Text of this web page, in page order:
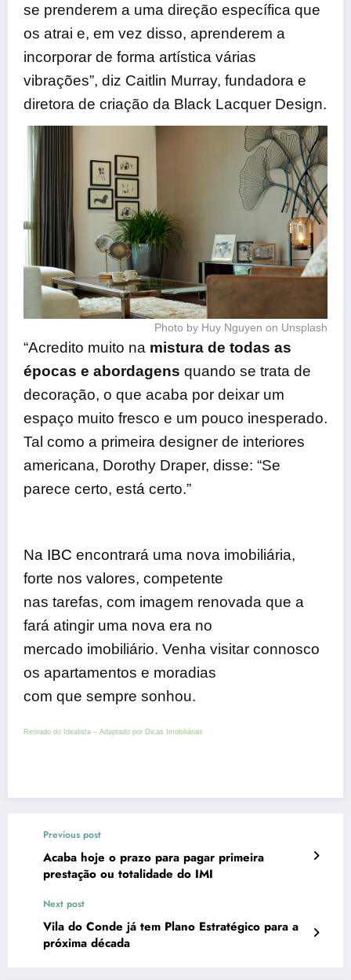
se prenderem a uma direção específica que
os atrai e, em vez disso, aprenderem a
incorporar de forma artística várias
vibrações”, diz Caitlin Murray, fundadora e
diretora de criação da Black Lacquer Design.
Photo by Huy Nguyen on Unsplash
“Acredito muito na mistura de todas as
épocas e abordagens quando se trata de
decoração, o que acaba por deixar um
espaço muito fresco e um pouco inesperado.
Tal como a primeira designer de interiores
americana, Dorothy Draper, disse: “Se
parece certo, está certo.”
Na IBC encontrará uma nova imobiliária,
forte nos valores, competente
nas tarefas, com imagem renovada que a
fará atingir uma nova era no
mercado imobiliário. Venha visitar connosco
os apartamentos e moradias
com que sempre sonhou.
Retirado do Idealista – Adaptado por Dicas Imobiliárias
Previous post
Acaba hoje o prazo para pagar primeira
prestação ou totalidade do IMI
Next post
Vila do Conde já tem Plano Estratégico para a
próxima década